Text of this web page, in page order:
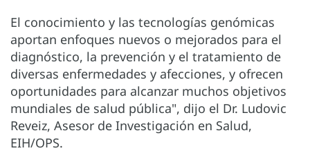
El conocimiento y las tecnologías genómicas
aportan enfoques nuevos o mejorados para el
diagnóstico, la prevención y el tratamiento de
diversas enfermedades y afecciones, y ofrecen
oportunidades para alcanzar muchos objetivos
mundiales de salud pública", dijo el Dr. Ludovic
Reveiz, Asesor de Investigación en Salud,
EIH/OPS.